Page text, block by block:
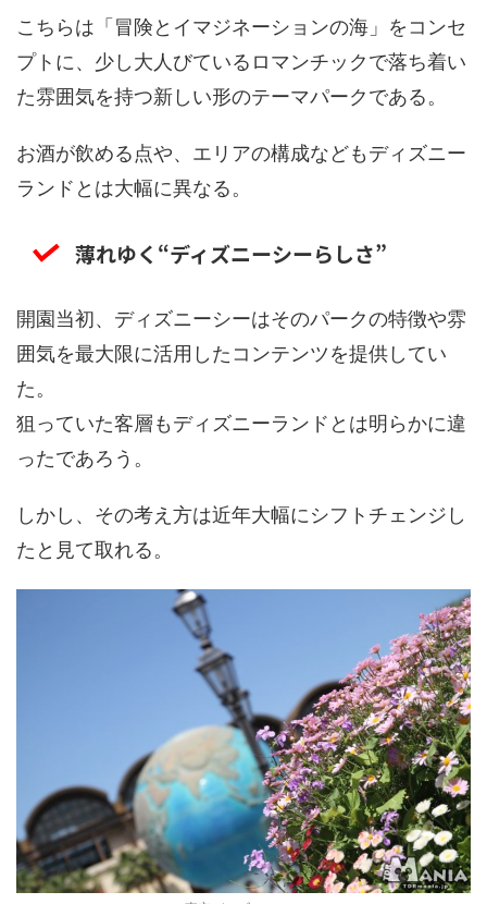
こちらは「冒険とイマジネーションの海」をコンセ
プトに、少し大人びているロマンチックで落ち着い
た雰囲気を持つ新しい形のテーマパークである。
お酒が飲める点や、エリアの構成などもディズニー
ランドとは大幅に異なる。
薄れゆく“ディズニーシーらしさ”
開園当初、ディズニーシーはそのパークの特徴や雰
囲気を最大限に活用したコンテンツを提供してい
た。
狙っていた客層もディズニーランドとは明らかに違
ったであろう。
しかし、その考え方は近年大幅にシフトチェンジし
たと見て取れる。